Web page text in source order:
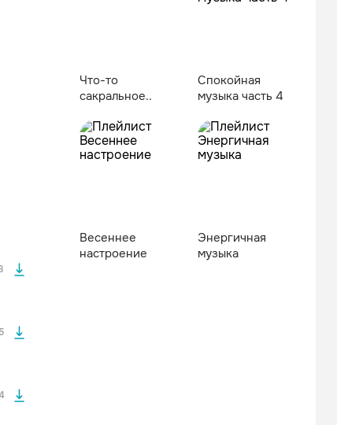
Что-то
сакральное..
Спокойная
музыка часть 4
Весеннее
настроение
Энергичная
музыка